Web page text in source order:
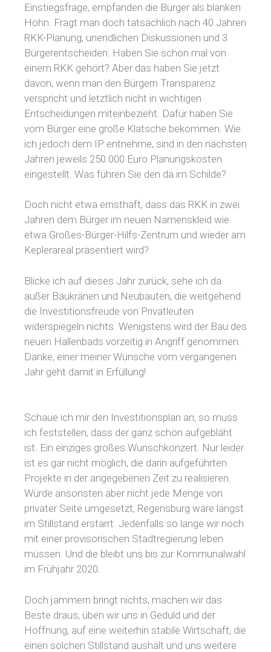
Einstiegsfrage, empfanden die Bürger als blanken
Hohn. Fragt man doch tatsächlich nach 40 Jahren
RKK-Planung, unendlichen Diskussionen und 3
Bürgerentscheiden: Haben Sie schon mal von
einem RKK gehört? Aber das haben Sie jetzt
davon, wenn man den Bürgern Transparenz
verspricht und letztlich nicht in wichtigen
Entscheidungen miteinbezieht. Dafür haben Sie
vom Bürger eine große Klatsche bekommen. Wie
ich jedoch dem IP entnehme, sind in den nächsten
Jahren jeweils 250.000 Euro Planungskosten
eingestellt. Was führen Sie den da im Schilde?
Doch nicht etwa ernsthaft, dass das RKK in zwei
Jahren dem Bürger im neuen Namenskleid wie
etwa Großes-Bürger-Hilfs-Zentrum und wieder am
Keplerareal präsentiert wird?
Blicke ich auf dieses Jahr zurück, sehe ich da
außer Baukränen und Neubauten, die weitgehend
die Investitionsfreude von Privatleuten
widerspiegeln nichts. Wenigstens wird der Bau des
neuen Hallenbads vorzeitig in Angriff genommen.
Danke, einer meiner Wünsche vom vergangenen
Jahr geht damit in Erfüllung!
Schaue ich mir den Investitionsplan an, so muss
ich feststellen, dass der ganz schön aufgebläht
ist. Ein einziges großes Wunschkonzert. Nur leider
ist es gar nicht möglich, die darin aufgeführten
Projekte in der angegebenen Zeit zu realisieren.
Würde ansonsten aber nicht jede Menge von
privater Seite umgesetzt, Regensburg wäre längst
im Stillstand erstarrt. Jedenfalls so lange wir noch
mit einer provisorischen Stadtregierung leben
müssen. Und die bleibt uns bis zur Kommunalwahl
im Frühjahr 2020.
Doch jammern bringt nichts, machen wir das
Beste draus, üben wir uns in Geduld und der
Hoffnung, auf eine weiterhin stabile Wirtschaft, die
einen solchen Stillstand aushält und uns weitere